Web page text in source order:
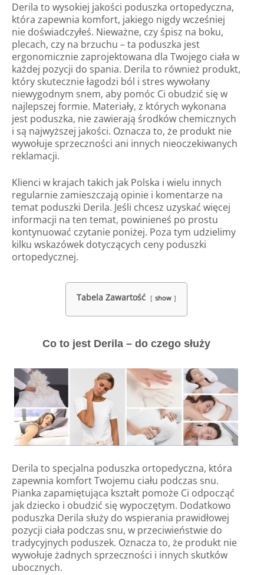
Derila to wysokiej jakości poduszka ortopedyczna,
która zapewnia komfort, jakiego nigdy wcześniej
nie doświadczyłeś. Nieważne, czy śpisz na boku,
plecach, czy na brzuchu – ta poduszka jest
ergonomicznie zaprojektowana dla Twojego ciała w
każdej pozycji do spania. Derila to również produkt,
który skutecznie łagodzi ból i stres wywołany
niewygodnym snem, aby pomóc Ci obudzić się w
najlepszej formie. Materiały, z których wykonana
jest poduszka, nie zawierają środków chemicznych
i są najwyższej jakości. Oznacza to, że produkt nie
wywołuje sprzeczności ani innych nieoczekiwanych
reklamacji.
Klienci w krajach takich jak Polska i wielu innych
regularnie zamieszczają opinie i komentarze na
temat poduszki Derila. Jeśli chcesz uzyskać więcej
informacji na ten temat, powinieneś po prostu
kontynuować czytanie poniżej. Poza tym udzielimy
kilku wskazówek dotyczących ceny poduszki
ortopedycznej.
Tabela Zawartość show
Co to jest Derila – do czego służy
Derila to specjalna poduszka ortopedyczna, która
zapewnia komfort Twojemu ciału podczas snu.
Pianka zapamiętująca kształt pomoże Ci odpocząć
jak dziecko i obudzić się wypoczętym. Dodatkowo
poduszka Derila służy do wspierania prawidłowej
pozycji ciała podczas snu, w przeciwieństwie do
tradycyjnych poduszek. Oznacza to, że produkt nie
wywołuje żadnych sprzeczności i innych skutków
ubocznych.